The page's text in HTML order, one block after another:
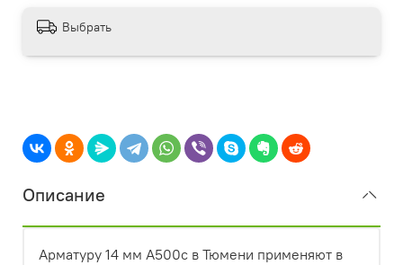
Выбрать
Описание
Арматуру 14 мм А500с в Тюмени применяют в